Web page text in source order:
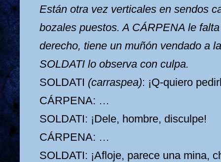
Están otra vez verticales en sendos
bozales puestos. A CÁRPENA le
derecho, tiene un muñón vendado a
SOLDATI lo observa con culpa.
SOLDATI (carraspea): ¡Q-quiero
CÁRPENA: …
SOLDATI: ¡Dele, hombre, disculpe!
CÁRPENA: …
SOLDATI: ¡Afloje, parece una mina,